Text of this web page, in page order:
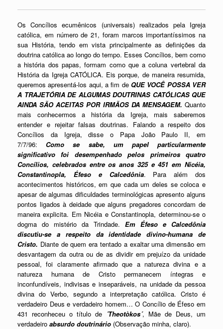
Os Concílios ecumênicos (universais) realizados pela Igreja
católica, em número de 21, foram marcos importantíssimos na
sua História, tendo em vista principalmente as definições da
doutrina católica ao longo do tempo. Esses Concílios, bem como
a história dos papas, formam como que a coluna vertebral da
História da Igreja CATÓLICA. Eis porque, de maneira resumida,
queremos apresentá-los aqui, a fim de QUE VOCÊ POSSA VER
A TRAJETÓRIA DE ALGUMAS DOUTRINAS CATÓLICAS QUE
AINDA SÃO ACEITAS POR IRMÃOS DA MENSAGEM. Quanto
mais conhecermos a história da Igreja, mais saberemos
entender e rejeitar falsas doutrinas. Falando a respeito dos
Concílios da Igreja, disse o Papa João Paulo II, em
7/7/96: Como se sabe, um papel particularmente
significativo foi desempenhado pelos primeiros quatro
Concílios, celebrados entre os anos 325 e 451 em Nicéia,
Constantinopla, Éfeso e Calcedônia. Para além dos
acontecimentos históricos, em que cada um deles se coloca e
apesar de algumas dificuldades terminológicas apresento alguns
pontos ligados à deidade que alguns pregadores concordam de
maneira explicita. Em Nicéia e Constantinopla, determinou-se o
dogma do mistério da Trindade. Em Éfeso e Calcedônia
discutiu-se a respeito da identidade divino-humana de
Cristo. Diante de quem era tentado a exaltar uma dimensão em
desvantagem da outra ou de as dividir em prejuízo da unidade
pessoal, foi claramente afirmado que a natureza divina e a
natureza humana de Cristo permanecem íntegras e
inconfundíveis, indivisas e inseparáveis, na unidade da pessoa
divina do Verbo, segundo a interpretação católica. Cristo é
verdadeiro Deus e verdadeiro homem… O Concílio de Éfeso em
431 reconheceu o título de ´Theotòkos´, Mãe de Deus, um
verdadeiro absurdo doutrinário (Observação minha, claro).